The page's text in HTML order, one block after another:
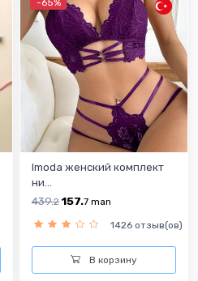
-65%
Imoda женский комплект
ни...
439.2 157.7 man
1426 отзыв(ов)
В корзину